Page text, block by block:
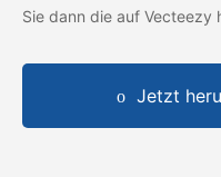
Sie dann die auf Vecteezy
Jetzt